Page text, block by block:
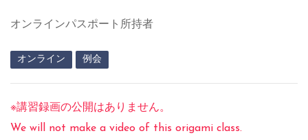
オンラインパスポート所持者
オンライン 例会
※講習録画の公開はありません。
We will not make a video of this origami class.